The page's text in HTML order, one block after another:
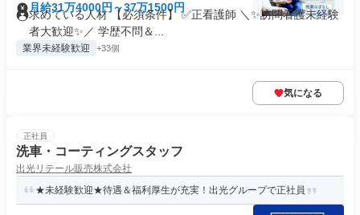
月給31万4000円～37万1500円
求めている人材 【必須条件】 ✅正看護師 ＼✨訪問看護未経験
者大歓迎✨／ 学歴不問＆...
業界未経験歓迎 +33個
気になる
正社員
洗車・コーティングスタッフ
出光リテール販売株式会社
★未経験歓迎★待遇＆福利厚生が充実！出光グループで正社員